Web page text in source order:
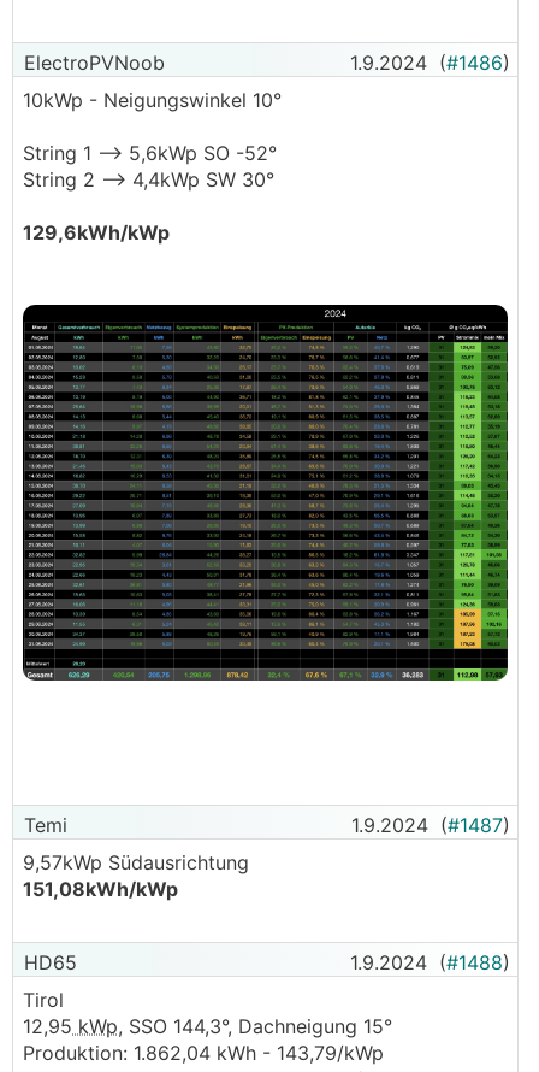
ElectroPVNoob 1.9.2024 (#1486)
10kWp - Neigungswinkel 10°
String 1 --> 5,6kWp SO -52°
String 2 --> 4,4kWp SW 30°
129,6kWh/kWp
Temi 1.9.2024 (#1487)
9,57kWp Südausrichtung
151,08kWh/kWp
HD65 1.9.2024 (#1488)
Tirol
12,95 kWp, SSO 144,3°, Dachneigung 15°
Produktion: 1.862,04 kWh - 143,79/kWp